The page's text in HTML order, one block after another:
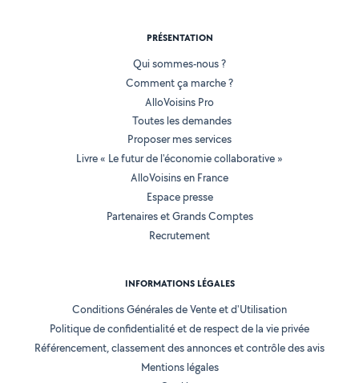
PRÉSENTATION
Qui sommes-nous ?
Comment ça marche ?
AlloVoisins Pro
Toutes les demandes
Proposer mes services
Livre « Le futur de l'économie collaborative »
AlloVoisins en France
Espace presse
Partenaires et Grands Comptes
Recrutement
INFORMATIONS LÉGALES
Conditions Générales de Vente et d'Utilisation
Politique de confidentialité et de respect de la vie privée
Référencement, classement des annonces et contrôle des avis
Mentions légales